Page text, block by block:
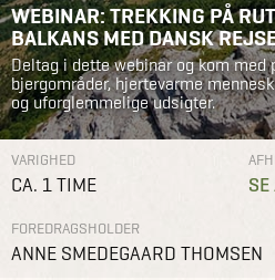
WEBINAR: TREKKING PÅ
BALKANS MED DANSK
Deltag i dette webinar og kom
bjergområder, hjertevarme
og uforglemmelige udsigter.
VARIGHED
CA. 1 TIME
FOREDRAGSHOLDER
ANNE SMEDEGAARD THOMSEN
SE